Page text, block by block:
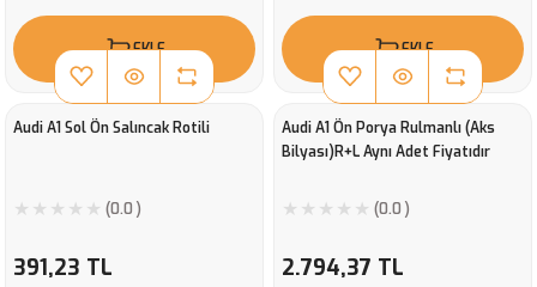
EKLE EKLE
Audi A1 Sol Ön Salıncak Rotili
(0.0 )
391,23 TL
Audi A1 Ön Porya Rulmanlı (Aks
Bilyası)R+L Aynı Adet Fiyatıdır
(0.0 )
2.794,37 TL